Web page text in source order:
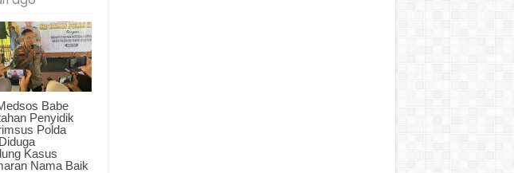
Babe
Penyidik
Polda
Kasus
Nama Baik